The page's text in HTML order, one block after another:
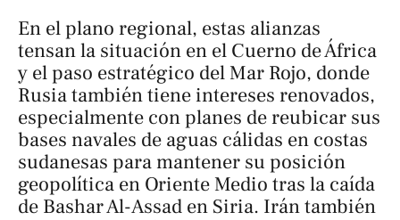
En el plano regional, estas alianzas
tensan la situación en el Cuerno de África
y el paso estratégico del Mar Rojo, donde
Rusia también tiene intereses renovados,
especialmente con planes de reubicar sus
bases navales de aguas cálidas en costas
sudanesas para mantener su posición
geopolítica en Oriente Medio tras la caída
de Bashar Al-Assad en Siria. Irán también